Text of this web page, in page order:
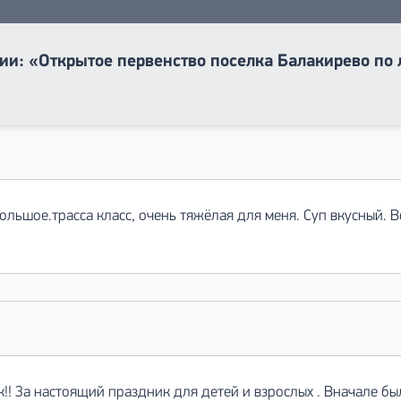
«Открытое первенство поселка Балакирево
класс, очень тяжёлая для меня. Суп
За настоящий праздник для детей и взрослых . Вначале